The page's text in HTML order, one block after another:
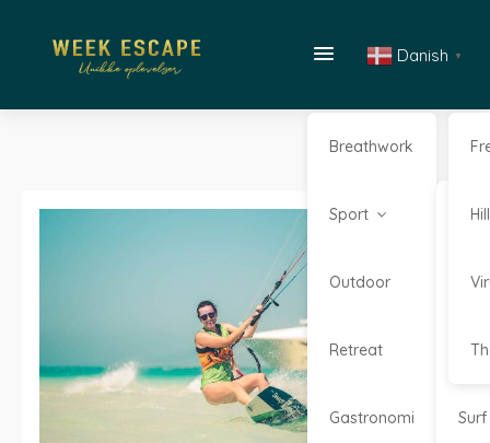
Breathwork
Sport
Surf
Outdoor
Retreat
Gastronomi
Danish ▼